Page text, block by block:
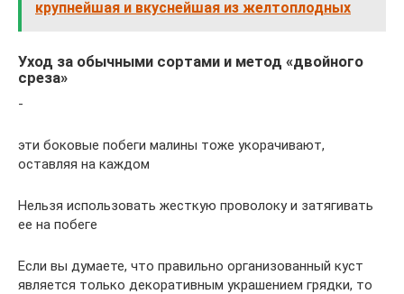
крупнейшая и вкуснейшая из желтоплодных
Уход за обычными сортами и метод «двойного
среза»
​-​
​эти боковые побеги малины тоже укорачивают,
оставляя на каждом​
​Нельзя использовать жесткую проволоку и затягивать
ее на побеге​
​Если вы думаете, что правильно организованный куст
является только декоративным украшением грядки, то